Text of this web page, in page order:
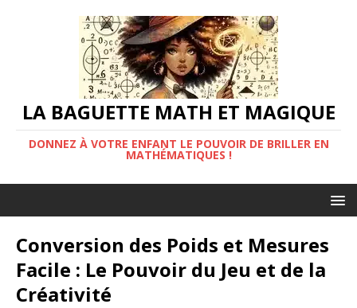
LA BAGUETTE MATH ET MAGIQUE
DONNEZ À VOTRE ENFANT LE POUVOIR DE BRILLER EN
MATHÉMATIQUES !
Conversion des Poids et Mesures
Facile : Le Pouvoir du Jeu et de la
Créativité